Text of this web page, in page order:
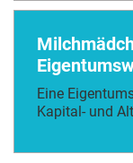
Eine
Kapital- und